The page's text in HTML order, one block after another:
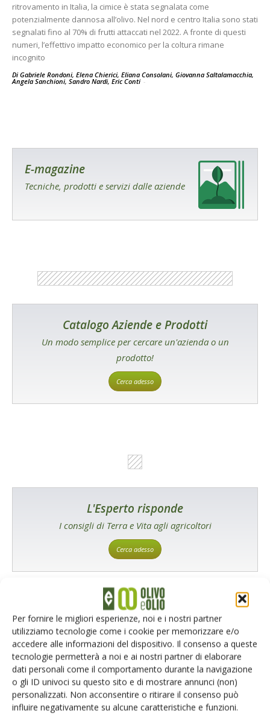
Per fornire le migliori esperienze, noi e i nostri partner
utilizziamo tecnologie come i cookie per memorizzare e/o
accedere alle informazioni del dispositivo. Il consenso a queste
tecnologie permetterà a noi e ai nostri partner di elaborare
dati personali come il comportamento durante la navigazione
o gli ID univoci su questo sito e di mostrare annunci (non)
personalizzati. Non acconsentire o ritirare il consenso può
influire negativamente su alcune caratteristiche e funzioni.
ritrovamento in Italia, la cimice è stata segnalata come
potenzialmente dannosa all’olivo. Nel nord e centro Italia sono stati
segnalati fino al 70% di frutti attaccati nel 2022. A fronte di questi
numeri, l’effettivo impatto economico per la coltura rimane
incognito
Di Gabriele Rondoni, Elena Chierici, Eliana Consolani, Giovanna Saltalamacchia,
Angela Sanchioni, Sandro Nardi, Eric Conti -
E-magazine
Tecniche, prodotti e servizi dalle aziende
Catalogo Aziende e Prodotti
Un modo semplice per cercare un'azienda o un
prodotto!
Cerca adesso
L'Esperto risponde
I consigli di Terra e Vita agli agricoltori
Cerca adesso
Rimani aggiornato sul mondo